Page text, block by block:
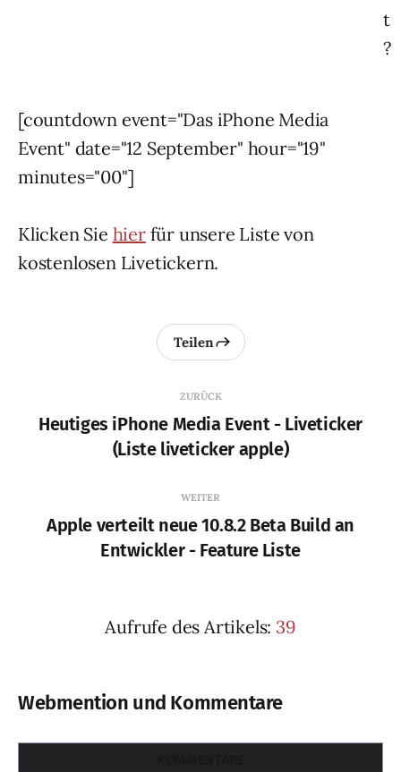
t
?
[countdown event="Das iPhone Media
Event" date="12 September" hour="19"
minutes="00"]
Klicken Sie hierfür unsere Liste von
kostenlosen Livetickern.
ZURÜCK
Heutiges iPhone Media Event - Liveticker
(Liste liveticker apple)
Teilen
WEITER
Apple verteilt neue 10.8.2 Beta Build an
Entwickler - Feature Liste
Aufrufe des Artikels: 39
Webmention und Kommentare